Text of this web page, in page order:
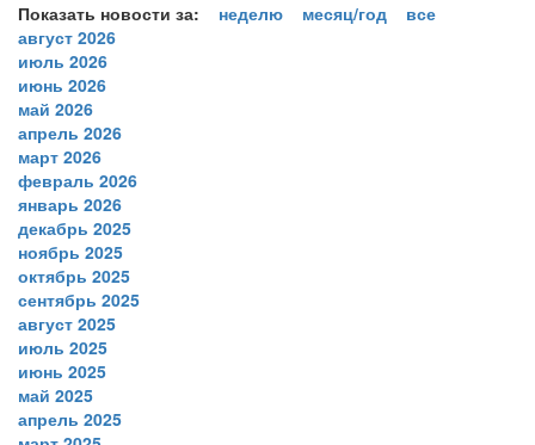
Показать новости за: неделю месяц/год
все
август 2026
июль 2026
июнь 2026
май 2026
апрель 2026
март 2026
февраль 2026
январь 2026
декабрь 2025
ноябрь 2025
октябрь 2025
сентябрь 2025
август 2025
июль 2025
июнь 2025
май 2025
апрель 2025